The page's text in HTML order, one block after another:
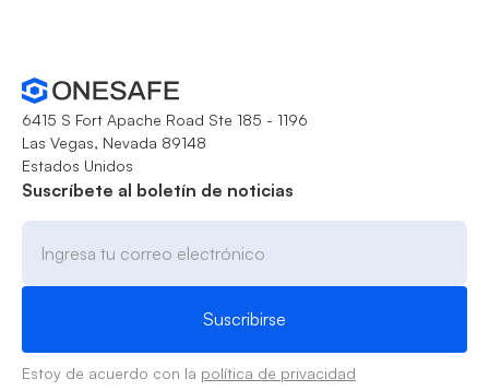
6415 S Fort Apache Road Ste 185 - 1196
Las Vegas, Nevada 89148
Estados Unidos
Suscríbete al boletín de noticias
Estoy de acuerdo con la política de privacidad